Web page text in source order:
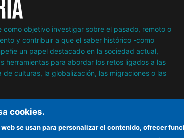
como objetivo investigar sobre el pasado, remoto o
y contribuir a que el saber histórico -como
un papel destacado en la sociedad actual,
herramientas para abordar los retos ligados a las
culturas, la globalización, las migraciones o las
cookies.
se usan para personalizar el contenido, ofrecer